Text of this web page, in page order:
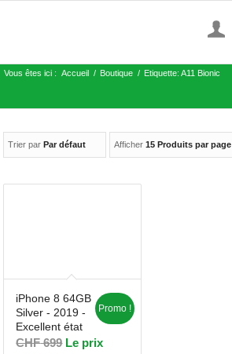
Vous êtes ici : Accueil / Boutique / Etiquette: A11 Bionic
Trier par Par défaut Afficher15 Produits par page
iPhone 8 64GB
Silver - 2019 -
Excellent état
CHF699 Le prix
Promo !